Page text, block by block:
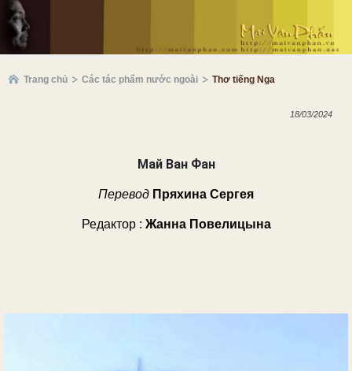
Trang chủ Các tác phẩm nước ngoài Thơ tiếng Nga
18/03/2024
Май Ван Фан
Перевод Пряхина Сергея
Редактор : Жанна Повелицына